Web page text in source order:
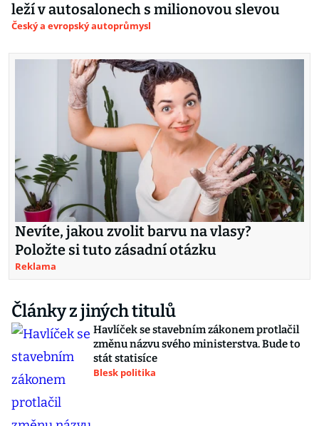
leží v autosalonech s milionovou slevou
Český a evropský autoprůmysl
Nevíte, jakou zvolit barvu na vlasy?
Položte si tuto zásadní otázku
Reklama
Články z jiných titulů
Havlíček se stavebním zákonem protlačil
změnu názvu svého ministerstva. Bude to
stát statisíce
Blesk politika